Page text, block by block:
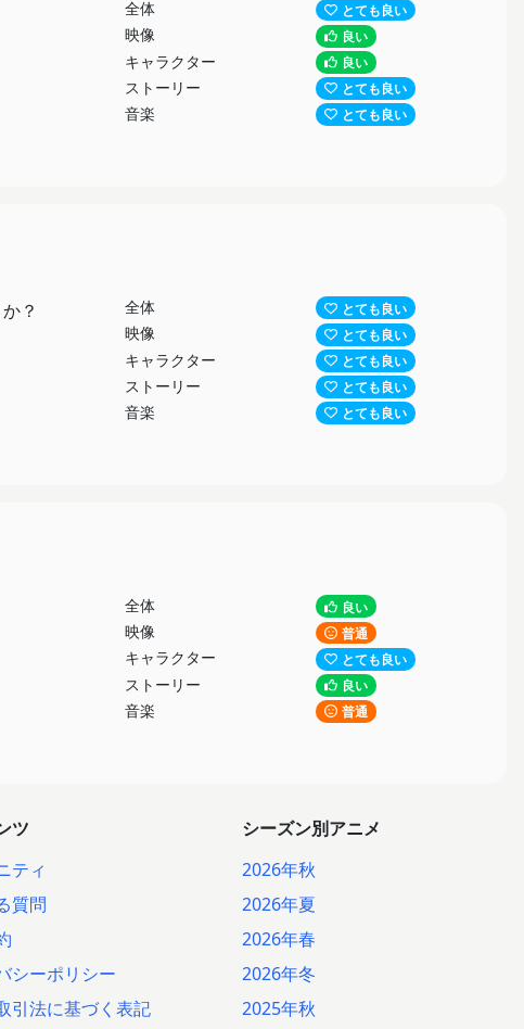
全体 とても良い
映像 良い
キャラクター 良い
ストーリー とても良い
音楽 とても良い
全体 とても良い
映像 とても良い
キャラクター とても良い
ストーリー とても良い
音楽 とても良い
？
全体 良い
映像 普通
キャラクター とても良い
ストーリー 良い
音楽 普通
ツ
ティ
質問
シーポリシー
引法に基づく表記
シーズン別アニメ
2026年秋
2026年夏
2026年春
2026年冬
2025年秋